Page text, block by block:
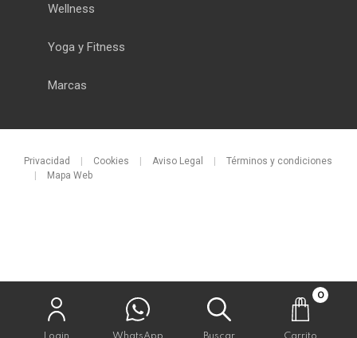
0
Wellness
Yoga y Fitness
Marcas
Privacidad | Cookies | Aviso Legal |
Términos y condiciones
|
Mapa Web